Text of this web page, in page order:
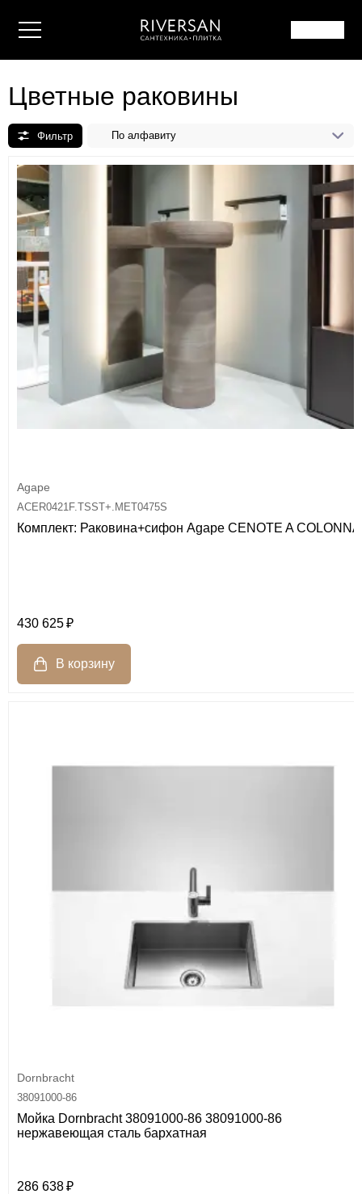
Цветные раковины
По алфавиту
Agape
ACER0421F.TSST+.MET0475S
Комплект: Раковина+сифон Agape CENOTE A COLONNA
430 625
Dornbracht
38091000-86
Мойка Dornbracht 38091000-86 38091000-86
нержавеющая сталь бархатная
286 638